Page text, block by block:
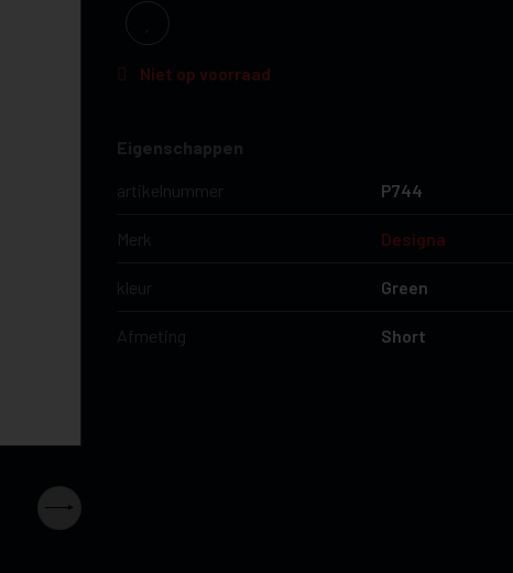
Niet op voorraad
Eigenschappen
artikelnummer P744
Merk Designa
kleur Green
Afmeting Short